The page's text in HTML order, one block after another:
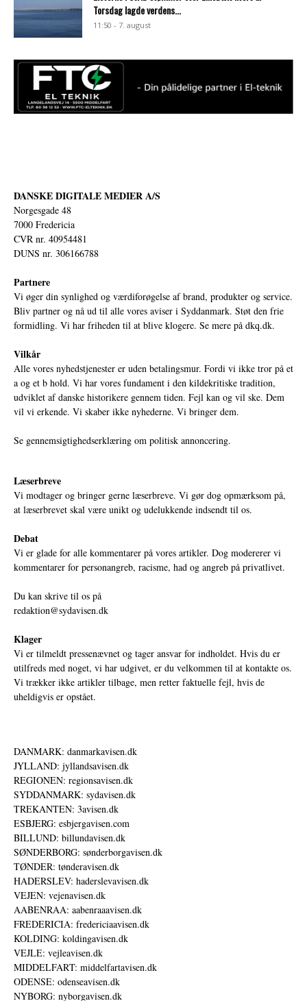
Torsdag lagde verdens...
11:50 - 7. august
DANSKE DIGITALE MEDIER A/S
Norgesgade 48
7000 Fredericia
CVR nr. 40954481
DUNS nr. 306166788
Partnere
Vi øger din synlighed og værdiforøgelse af brand, produkter og service.
Bliv partner og nå ud til alle vores aviser i Syddanmark. Støt den frie
formidling. Vi har friheden til at blive klogere. Se mere på dkq.dk.
Vilkår
Alle vores nyhedstjenester er uden betalingsmur. Fordi vi ikke tror på et
a og et b hold. Vi har vores fundament i den kildekritiske tradition,
udviklet af danske historikere gennem tiden. Fejl kan og vil ske. Dem
vil vi erkende. Vi skaber ikke nyhederne. Vi bringer dem.
Se gennemsigtighedserklæring om politisk annoncering.
Læserbreve
Vi modtager og bringer gerne læserbreve. Vi gør dog opmærksom på,
at læserbrevet skal være unikt og udelukkende indsendt til os.
Debat
Vi er glade for alle kommentarer på vores artikler. Dog modererer vi
kommentarer for personangreb, racisme, had og angreb på privatlivet.
Du kan skrive til os på
redaktion@sydavisen.dk
Klager
Vi er tilmeldt pressenævnet og tager ansvar for indholdet. Hvis du er
utilfreds med noget, vi har udgivet, er du velkommen til at kontakte os.
Vi trækker ikke artikler tilbage, men retter faktuelle fejl, hvis de
uheldigvis er opstået.
DANMARK: danmarkavisen.dk
JYLLAND: jyllandsavisen.dk
REGIONEN: regionsavisen.dk
SYDDANMARK: sydavisen.dk
TREKANTEN: 3avisen.dk
ESBJERG: esbjergavisen.com
BILLUND: billundavisen.dk
SØNDERBORG: sønderborgavisen.dk
TØNDER: tønderavisen.dk
HADERSLEV: haderslevavisen.dk
VEJEN: vejenavisen.dk
AABENRAA: aabenraaavisen.dk
FREDERICIA: fredericiaavisen.dk
KOLDING: koldingavisen.dk
VEJLE: vejleavisen.dk
MIDDELFART: middelfartavisen.dk
ODENSE: odenseavisen.dk
NYBORG: nyborgavisen.dk